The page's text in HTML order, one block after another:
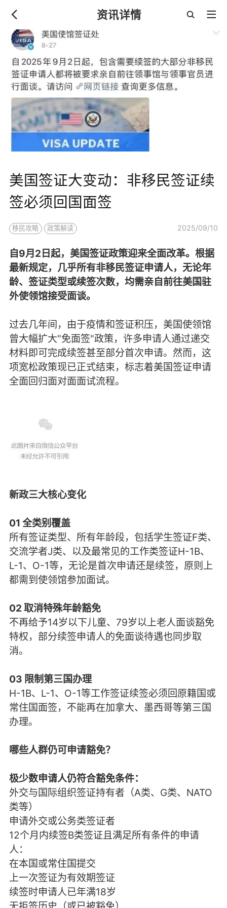
资讯详情
美国签证大变动：非移民签证续
签必须回国面签
移民攻略 政策解读 2025/09/10
自9月2日起，美国签证政策迎来全面改革。根据
最新规定，几乎所有非移民签证申请人，无论年
龄、签证类型或续签次数，均需亲自前往美国驻
外使领馆接受面谈。
过去几年间，由于疫情和签证积压，美国使领馆
曾大幅扩大"免面签"政策，许多申请人通过递交
材料即可完成续签甚至部分首次申请。然而，这
项宽松政策现已正式结束，标志着美国签证申请
全面回归面对面面试流程。
新政三大核心变化
01 全类别覆盖
所有签证类型、所有年龄段，包括学生签证F类、
交流学者J类、以及最常见的工作类签证H-1B、
L-1、O-1等，无论是首次申请还是续签，原则上
都需到使领馆参加面试。
02 取消特殊年龄豁免
不再给予14岁以下儿童、79岁以上老人面谈豁免
特权，部分续签申请人的免面谈待遇也同步取
消。
03 限制第三国办理
H-1B、L-1、O-1等工作签证续签必须回原籍国或
常住国面签，不能再在加拿大、墨西哥等第三国
办理。
哪些人群仍可申请豁免？
极少数申请人仍符合豁免条件：
外交与国际组织签证持有者（A类、G类、NATO
类等）
申请外交或公务类签证者
12个月内续签B类签证且满足所有条件的申请
人：
在本国或常住国提交
上一次签证为有效期签证
续签时申请人已年满18岁